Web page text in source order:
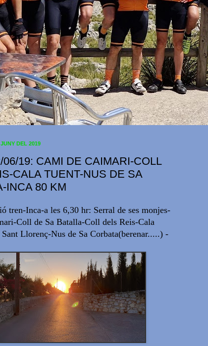
DEL 2019
06/19: CAMI DE CAIMARI-COLL
CALA TUENT-NUS DE SA
INCA 80 KM
tren-Inca-a les 6,30 hr: Serral de ses monjes-
Coll de Sa Batalla-Coll dels Reis-Cala
Llorenç-Nus de Sa Corbata(berenar.....) -